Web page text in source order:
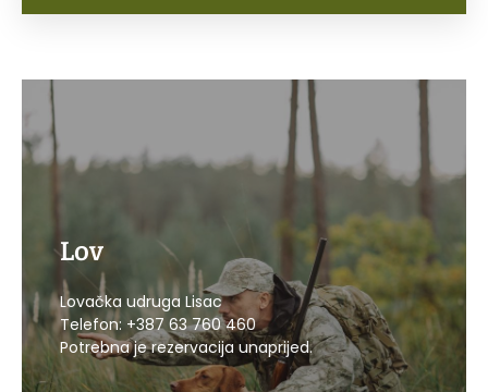
Lov
Lovačka udruga Lisac
Telefon: +387 63 760 460
Potrebna je rezervacija unaprijed.
POZOVITE